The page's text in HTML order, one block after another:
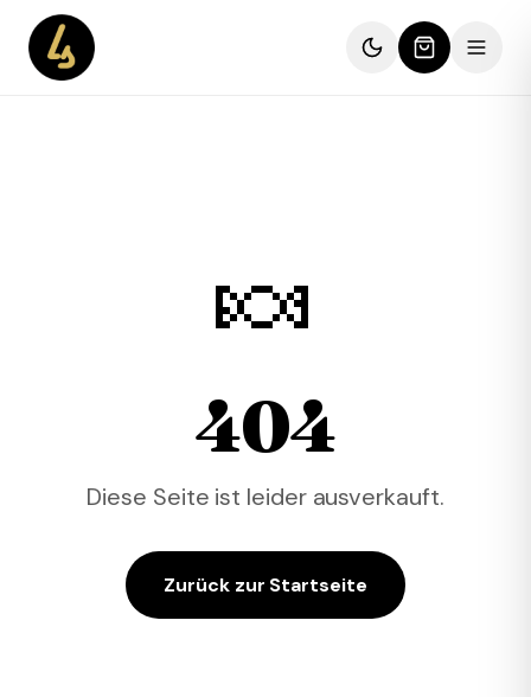
🍬
404
Diese Seite ist leider ausverkauft.
Zurück zur Startseite